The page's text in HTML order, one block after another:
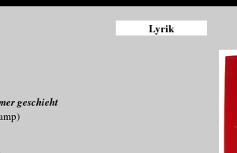
Lyrik
geschieht